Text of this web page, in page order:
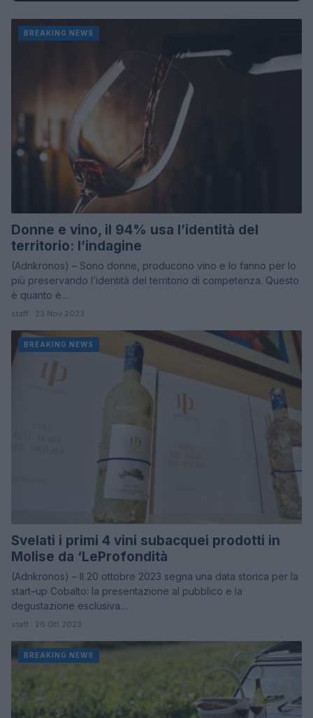
BREAKING NEWS
Donne e vino, il 94% usa l’identità del
territorio: l’indagine
(Adnkronos) – Sono donne, producono vino e lo fanno per lo
più preservando l’identità del territorio di competenza. Questo
è quanto è…
staff · 23 Nov 2023
BREAKING NEWS
Svelati i primi 4 vini subacquei prodotti in
Molise da ‘LeProfondità
(Adnkronos) – Il 20 ottobre 2023 segna una data storica per la
start–up Cobalto: la presentazione al pubblico e la
degustazione esclusiva…
staff · 26 Ott 2023
BREAKING NEWS